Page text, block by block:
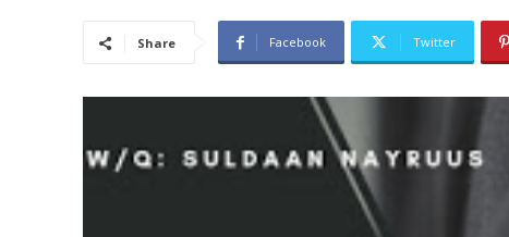
Share Facebook Twitter